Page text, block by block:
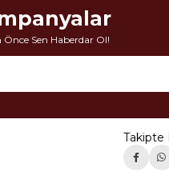
Önce Sen Haberdar Ol!
Takipte